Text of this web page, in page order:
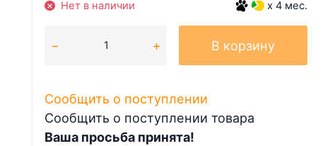
Нет в наличии x 4 мес.
В корзину
Сообщить о поступлении
Сообщить о поступлении товара
Ваша просьба принята!